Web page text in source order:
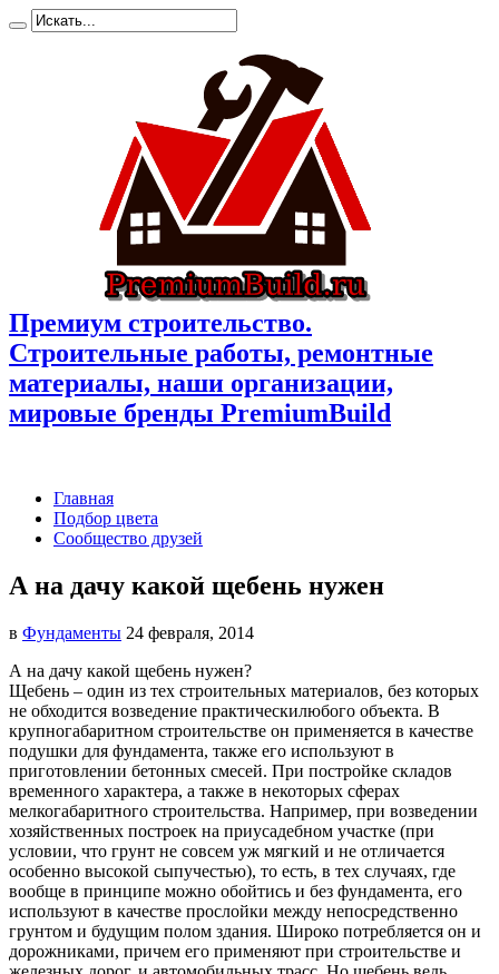
Премиум cтроительство.
Cтроительные работы, ремонтные
материалы, наши организации,
мировые бренды PremiumBuild
Главная
Подбор цвета
Сообщество друзей
А на дачу какой щебень нужен
в Фундаменты 24 февраля, 2014
А на дачу какой щебень нужен?
Щебень – один из тех строительных материалов, без которых
не обходится возведение практическилюбого объекта. В
крупногабаритном строительстве он применяется в качестве
подушки для фундамента, также его используют в
приготовлении бетонных смесей. При постройке складов
временного характера, а также в некоторых сферах
мелкогабаритного строительства. Например, при возведении
хозяйственных построек на приусадебном участке (при
условии, что грунт не совсем уж мягкий и не отличается
особенно высокой сыпучестью), то есть, в тех случаях, где
вообще в принципе можно обойтись и без фундамента, его
используют в качестве прослойки между непосредственно
грунтом и будущим полом здания. Широко потребляется он и
дорожниками, причем его применяют при строительстве и